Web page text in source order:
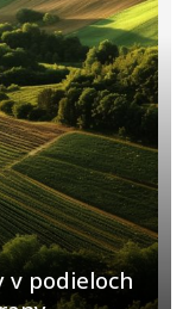
v podieloch